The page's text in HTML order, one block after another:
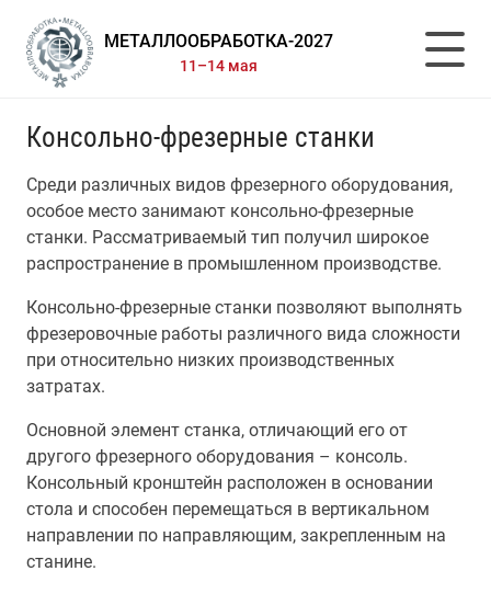
МЕТАЛЛООБРАБОТКА-2027
11–14 мая
Консольно-фрезерные станки
Среди различных видов фрезерного оборудования,
особое место занимают консольно-фрезерные
станки. Рассматриваемый тип получил широкое
распространение в промышленном производстве.
Консольно-фрезерные станки позволяют выполнять
фрезеровочные работы различного вида сложности
при относительно низких производственных
затратах.
Основной элемент станка, отличающий его от
другого фрезерного оборудования – консоль.
Консольный кронштейн расположен в основании
стола и способен перемещаться в вертикальном
направлении по направляющим, закрепленным на
станине.